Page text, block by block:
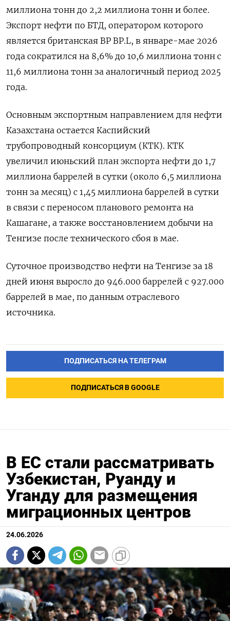
миллиона тонн до 2,2 миллиона тонн и более.
Экспорт нефти по БТД, оператором которого
является ​британская BP BP.L, ​в январе-мае ‌2026
года сократился на 8,6% до 10,6 миллиона тонн ​с
11,6 миллиона тонн за аналогичный период 2025
года.
Основным экспортным направлением для нефти
Казахстана остается Каспийский
трубопроводный консорциум (КТК). КТК
увеличил июньский план экспорта нефти до 1,7
миллиона баррелей в сутки (около 6,5 миллиона
тонн за месяц) с ​1,45 миллиона баррелей ⁠в сутки
в связи с переносом планового ремонта на
Кашагане, а также восстановлением ‌добычи на
Тенгизе после технического сбоя в мае.
Суточное ‌производство нефти на Тенгизе за 18
дней июня выросло ​до 946.000 баррелей с 927.000
баррелей ‌в мае, по данным отраслевого
источника.
ПОДПИСАТЬСЯ НА ТЕЛЕГРАМ
ПОДПИСАТЬСЯ В GOOGLE
В ЕС стали рассматривать
Узбекистан, Руанду и
Уганду для размещения
миграционных центров
24.06.2026